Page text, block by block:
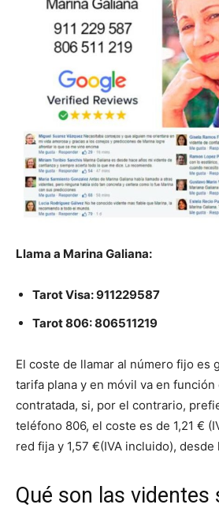
Llama a Marina Galiana:
Tarot Visa:911229587
Tarot 806:806511219
El coste de llamar al número fijo es
tarifa plana y en móvil va en función
contratada, si, por el contrario,
teléfono 806, el coste es de 1,21 €
red fija y 1,57 €(IVA incluido), desde
Qué son las